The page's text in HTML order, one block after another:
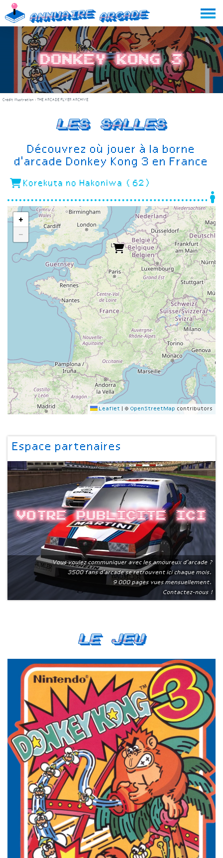
Skip
to
content
Annuaire Arcade
Crédit illustration : THE ARCADE FLYER ARCHIVE
Donkey Kong 3
Les salles
Découvrez où jouer à la borne
d'arcade Donkey Kong 3 en France
Korekuta no Hakoniwa (62)
+
−
Leaflet © OpenStreetMap contributors
Espace partenaires
Votre publicite ici
Vous voulez communiquer avec les amoureux d'arcade ?
3500 fans d'arcade se retrouvent ici chaque mois.
9 000 pages vues mensuellement.
Contactez-nous !
Le Jeu